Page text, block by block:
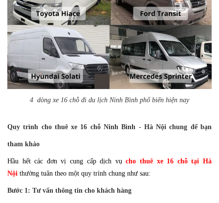
4 dòng xe 16 chỗ đi du lịch Ninh Bình phổ biến hiện nay
Quy trình cho thuê xe 16 chỗ Ninh Bình - Hà Nội chung để bạn
tham khảo
Hầu hết các đơn vị cung cấp dịch vụcho thuê xe 16 chỗ tại Hà
Nội thường tuân theo một quy trình chung như sau:
Bước 1: Tư vấn thông tin cho khách hàng